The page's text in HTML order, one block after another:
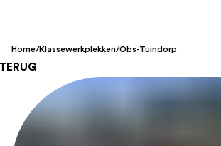
Home/Klassewerkplekken/Obs-Tuindorp